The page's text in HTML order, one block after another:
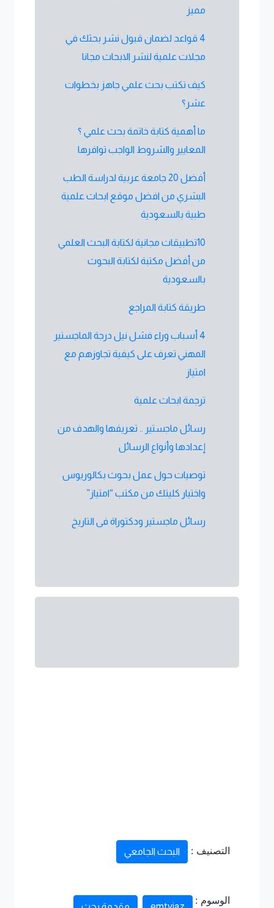
مميز
4 قواعد لضمان قبول نشر بحثك في
مجلات علمية لنشر الابحاث مجانا
كيف تكتب بحث علمي جاهز بخطوات
عشر؟
ما أهمية كتابة خاتمة بحث علمي ؟
المعايير والشروط الواجب توافرها
أفضل 20 جامعة عربية لدراسة الطب
البشري من افضل موقع ابحاث علمية
طبية بالسعودية
10تطبيقات مجانية لكتابة البحث العلمي
من أفضل مكتبة لكتابة البحوث
بالسعودية
طريقة كتابة المراجع
4 أسباب وراء فشل نيل درجة الماجستير
المهني تعرف على كيفية تجاوزهم مع
امتياز
ترجمة ابحاث علمية
رسائل ماجستير .. تعريفها والهدف من
إعدادها وأنواع الرسائل
توصيات حول عمل بحوث بكالوريوس
واختيار كليتك من مكتب “امتياز”
رسائل ماجستير ودكتوراة فى التاريخ
التصنيف : البحث الجامعي
الوسوم :